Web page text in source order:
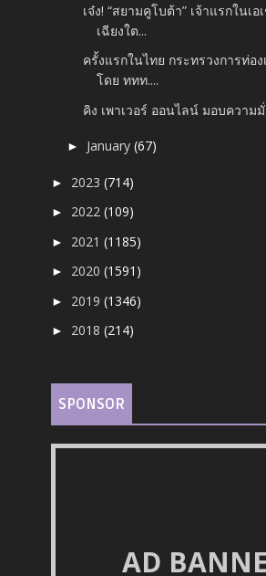
เจ๋ง! “สยามคูโบต้า” เจ้าแรกในเ
เฉียงใต...
ครั้งแรกในไทย กระทรวงการท่อ
โดย ททท....
คิง เพาเวอร์ ออนไลน์ มอบความ
► January(67)
► 2023(714)
► 2022(109)
► 2021(1185)
► 2020(1591)
► 2019(1346)
► 2018(214)
SPONSOR
AD